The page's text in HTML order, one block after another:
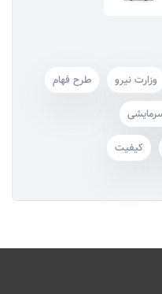
وزارت نیرو طرح فهام
کیفیت